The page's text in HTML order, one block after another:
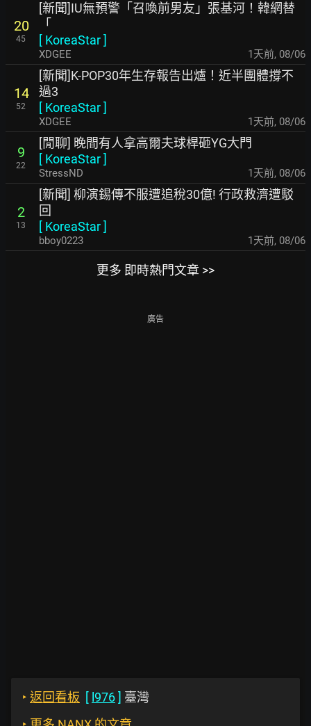
20
45
[新聞]IU無預警「召喚前男友」張基河！韓網替
「
[ KoreaStar]
XDGEE 1天前, 08/06
14
52
[新聞]K-POP30年生存報告出爐！近半團體撐不
過3
[ KoreaStar]
XDGEE 1天前, 08/06
9
22
[閒聊] 晚間有人拿高爾夫球桿砸YG大門
[ KoreaStar]
StressND 1天前, 08/06
2
13
[新聞] 柳演錫傳不服遭追稅30億! 行政救濟遭駁
回
[ KoreaStar]
bboy0223 1天前, 08/06
更多 即時熱門文章 >>
廣告
‣ 返回看板 [ l976] 臺灣